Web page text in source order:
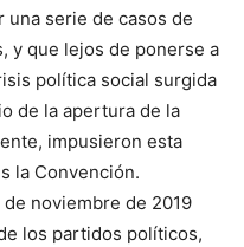
serie de casos de
y que lejos de ponerse a
política social surgida
de la apertura de la
impusieron esta
la Convención.
noviembre de 2019
los partidos políticos,